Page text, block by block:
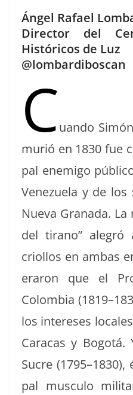
a
c
e
b
k
h
re
a
d
o
m
p
ar
Ángel Rafael
Director del
Históricos de Luz
@lombardiboscan
Cuan­do
murió en 1830 fue
pal ene­mi­go
Venezuela y de
Nue­va Grana­da.
del tira­no” ale­gró
criol­los en ambas
er­aron que el
Colom­bia
los intere­ses
Cara­cas y
Sucre
pal mus­cu­lo